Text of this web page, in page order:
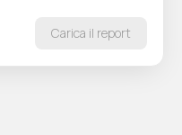
Carica il report